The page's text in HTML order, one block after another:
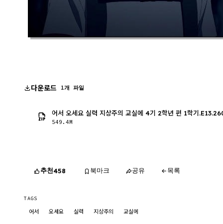
다운로드 1개 파일
어서 오세요 실력 지상주의 교실에 4기 2학년 편 1학기
549.4M
추천458 북마크 공유 목록
TAGS
어서 오세요 실력 지상주의 교실에